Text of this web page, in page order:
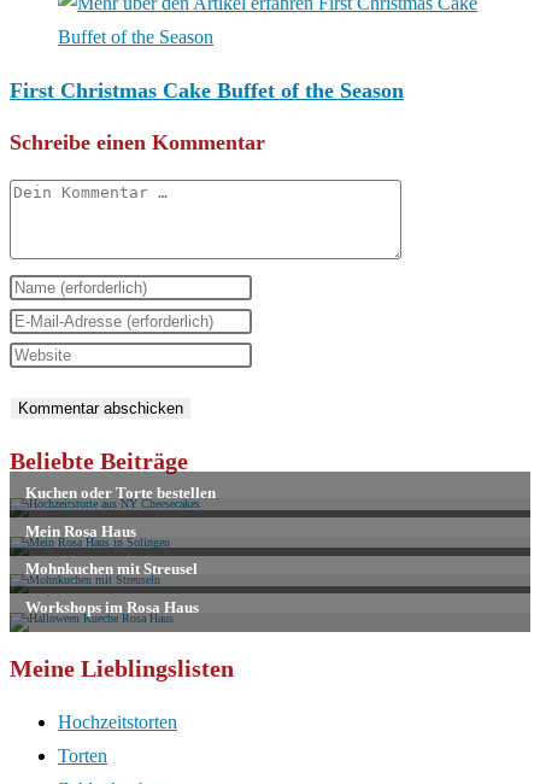
First Christmas Cake Buffet of the Season
Schreibe einen Kommentar
Kommentar
Gib
deinen
Namen
Benutzernamen
zum
Kommentieren
ein
Gib
deine
Mail-
Adresse
zum
Kommentieren
ein
Gib
Website-
URL
ein
(optional)
Beliebte Beiträge
Meine Lieblingslisten
Hochzeitstorten
Torten